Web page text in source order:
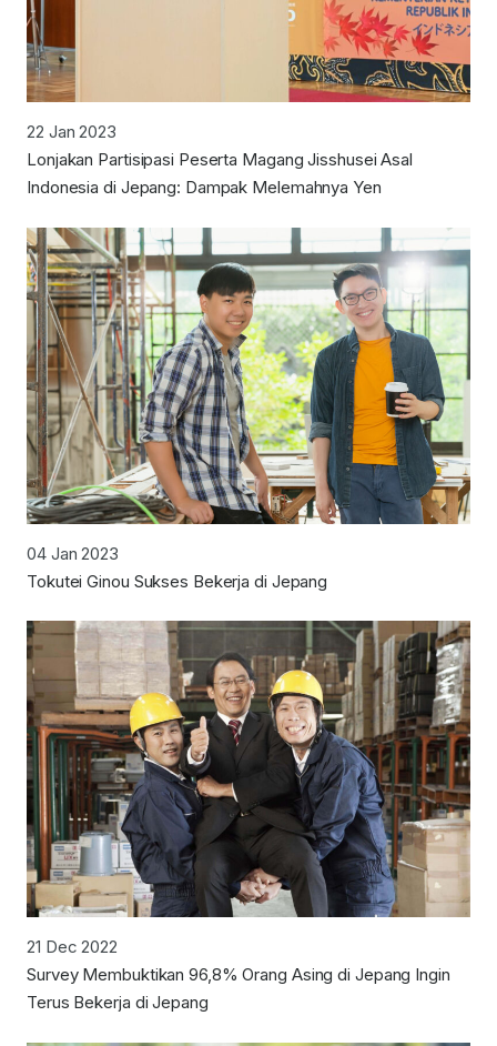
22 Jan 2023
Lonjakan Partisipasi Peserta Magang Jisshusei Asal
Indonesia di Jepang: Dampak Melemahnya Yen
04 Jan 2023
Tokutei Ginou Sukses Bekerja di Jepang
21 Dec 2022
Survey Membuktikan 96,8% Orang Asing di Jepang Ingin
Terus Bekerja di Jepang